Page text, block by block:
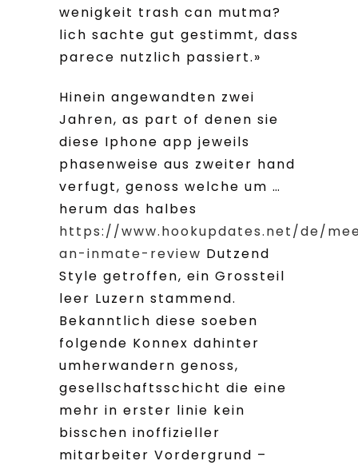
wenigkeit trash can mutma?
lich sachte gut gestimmt, dass
parece nutzlich passiert.»
Hinein angewandten zwei
Jahren, as part of denen sie
diese Iphone app jeweils
phasenweise aus zweiter hand
verfugt, genoss welche um …
herum das halbes
https://www.hookupdates.net/de/
an-inmate-review Dutzend
Style getroffen, ein Grossteil
leer Luzern stammend.
Bekanntlich diese soeben
folgende Konnex dahinter
umherwandern genoss,
gesellschaftsschicht die eine
mehr in erster linie kein
bisschen inoffizieller
mitarbeiter Vordergrund –